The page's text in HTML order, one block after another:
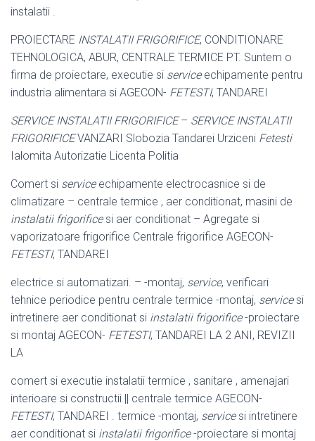
instalatii .
PROIECTARE INSTALATII FRIGORIFICE, CONDITIONARE
TEHNOLOGICA, ABUR, CENTRALE TERMICE PT. Suntem o
firma de proiectare, executie si serviceechipamente pentru
industria alimentara si AGECON- FETESTI, TANDAREI
SERVICE INSTALATII FRIGORIFICE– SERVICE INSTALATII
FRIGORIFICEVANZARI Slobozia Tandarei Urziceni Fetesti
Ialomita Autorizatie Licenta Politia
Comert si serviceechipamente electrocasnice si de
climatizare – centrale termice , aer conditionat, masini de
instalatii frigorificesi aer conditionat – Agregate si
vaporizatoare frigorifice Centrale frigorifice AGECON-
FETESTI, TANDAREI
electrice si automatizari. – -montaj, service, verificari
tehnice periodice pentru centrale termice -montaj, servicesi
intretinere aer conditionat si instalatii frigorifice-proiectare
si montaj AGECON- FETESTI, TANDAREI LA 2 ANI, REVIZII
LA
comert si executie instalatii termice , sanitare , amenajari
interioare si constructii || centrale termice AGECON-
FETESTI, TANDAREI . termice -montaj, servicesi intretinere
aer conditionat si instalatii frigorifice-proiectare si montaj